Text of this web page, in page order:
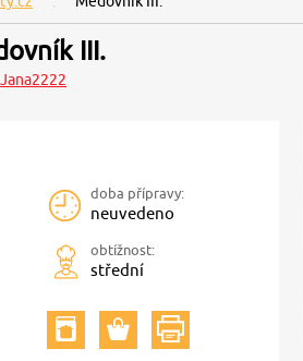
III.
Jana2222
doba přípravy:
neuvedeno
obtížnost:
střední